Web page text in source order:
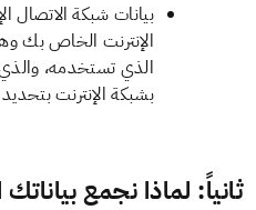
بيانات شبكة الاتصال
الإنترنت الخاص بك
الذي تستخدمه،
بشبكة الإنترنت
ثانياً: لماذا نجمع